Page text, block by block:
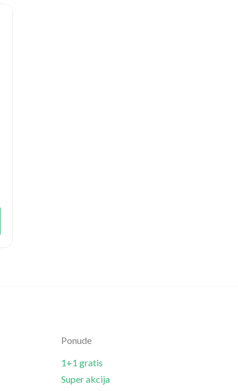
Ponude
1+1 gratis
Super akcija